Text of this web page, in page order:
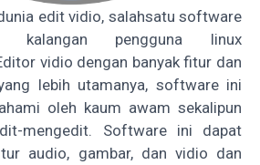
edit vidio, salahsatu software
pengguna linux
vidio dengan banyak fitur dan
lebih utamanya, software ini
oleh kaum awam sekalipun
mengedit. Software ini dapat
audio, gambar, dan vidio dan